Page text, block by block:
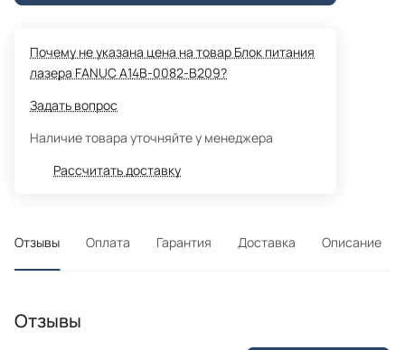
Почему не указана цена на товар Блок питания
лазера FANUC A14B-0082-B209?
Задать вопрос
Наличие товара уточняйте у менеджера
Рассчитать доставку
Отзывы Оплата Гарантия Доставка Описание
Отзывы